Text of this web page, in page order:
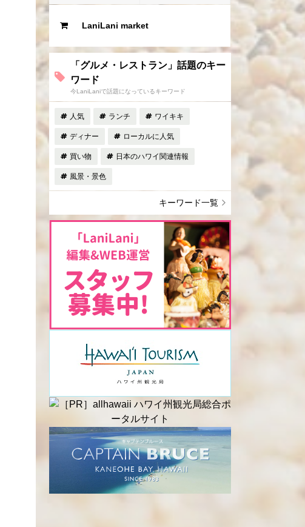
LaniLani market
「グルメ・レストラン」話題のキー
ワード
今LaniLaniで話題になっているキーワード
人気 ランチ ワイキキ
ディナー ローカルに人気
買い物 日本のハワイ関連情報
風景・景色
キーワード一覧